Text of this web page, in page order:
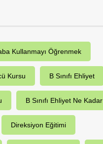
Kullanmayı Öğrenmek
Kursu B Sınıfı Ehliyet
B Sınıfı Ehliyet Ne Kadar
Direksiyon Eğitimi